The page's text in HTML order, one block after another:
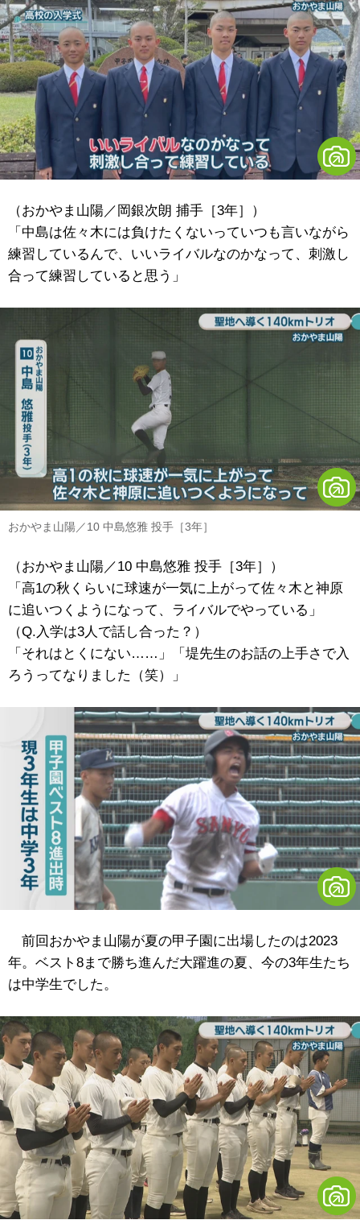
（おかやま山陽／岡銀次朗 捕手［3年］）
「中島は佐々木には負けたくないっていつも言いながら
練習しているんで、いいライバルなのかなって、刺激し
合って練習していると思う」
おかやま山陽／10 中島悠雅 投手［3年］
（おかやま山陽／10 中島悠雅 投手［3年］）
「高1の秋くらいに球速が一気に上がって佐々木と神原
に追いつくようになって、ライバルでやっている」
（Q.入学は3人で話し合った？）
「それはとくにない……」「堤先生のお話の上手さで入
ろうってなりました（笑）」
前回おかやま山陽が夏の甲子園に出場したのは2023
年。ベスト8まで勝ち進んだ大躍進の夏、今の3年生たち
は中学生でした。